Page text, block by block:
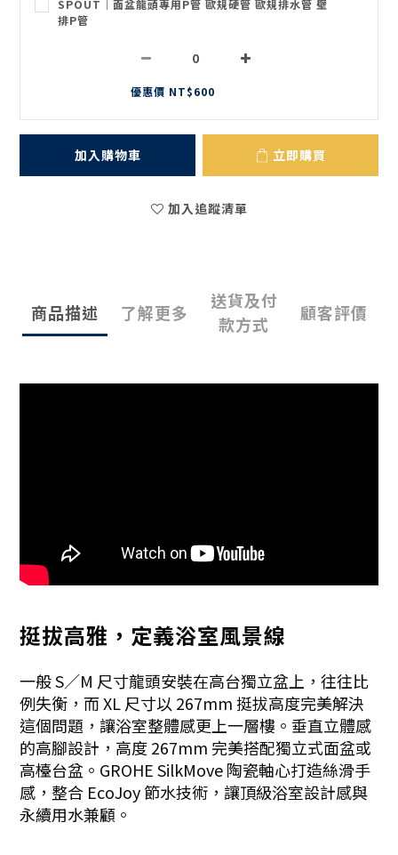
SPOUT｜面盆龍頭專用P管 歐規硬管 歐規排水管 壁
排P管
優惠價 NT$600
加入購物車 立即購買
加入追蹤清單
商品描述 了解更多
送貨及付
款方式
顧客評價
挺拔高雅，定義浴室風景線
一般 S／M 尺寸龍頭安裝在高台獨立盆上，往往比
例失衡，而 XL 尺寸以 267mm 挺拔高度完美解決
這個問題，讓浴室整體感更上一層樓。垂直立體感
的高腳設計，高度 267mm 完美搭配獨立式面盆或
高檯台盆。GROHE SilkMove 陶瓷軸心打造絲滑手
感，整合 EcoJoy 節水技術，讓頂級浴室設計感與
永續用水兼顧。